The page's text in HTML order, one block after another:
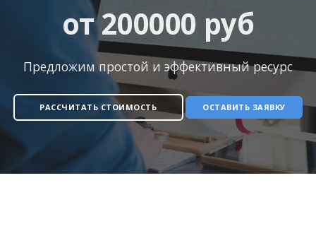
от 200000 руб
Предложим простой и эффективный ресурс
РАССЧИТАТЬ СТОИМОСТЬ ОСТАВИТЬ ЗАЯВКУ